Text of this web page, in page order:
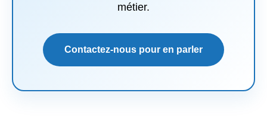
métier.
Contactez-nous pour en parler